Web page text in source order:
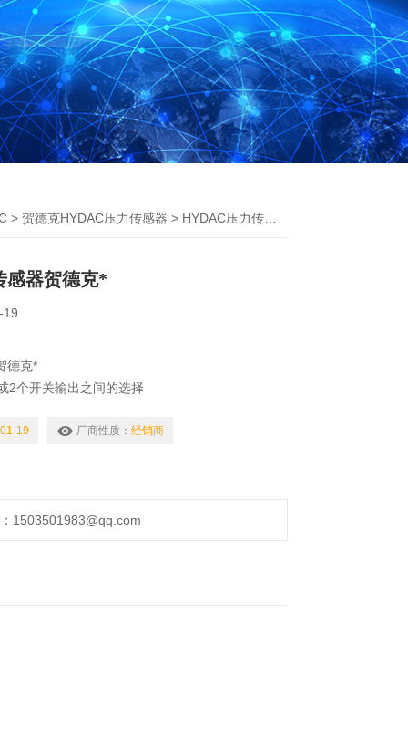
> 贺德克HYDAC压力传感器 > HYDAC压力传感器贺德克*
感器贺德克*
19
德克*
2个开关输出之间的选择
炸危险区域。
为应用程序的
19 厂商性质： 经销商
1503501983@qq.com